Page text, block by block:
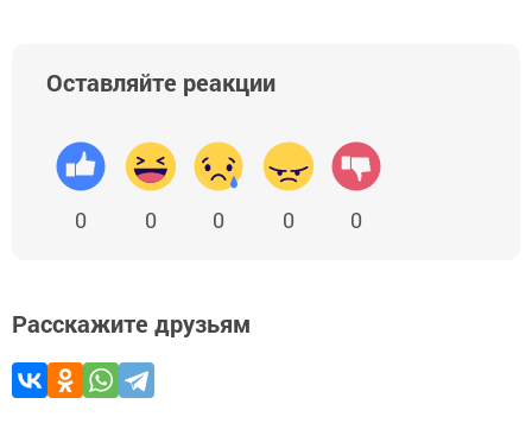
Оставляйте реакции
0 0 0 0 0
Расскажите друзьям